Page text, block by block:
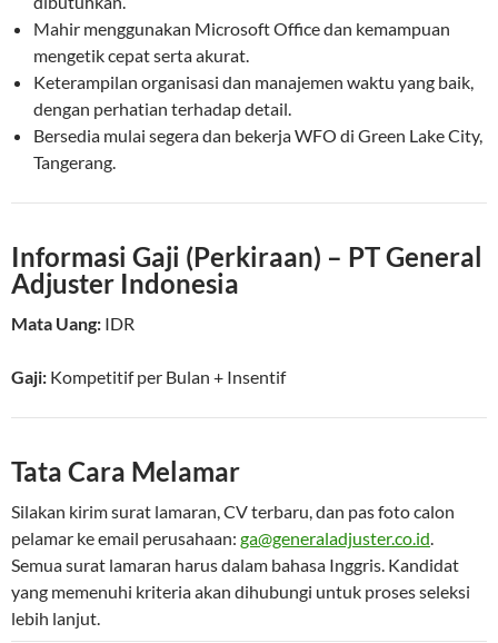
Mahir menggunakan Microsoft Office dan kemampuan
mengetik cepat serta akurat.
Keterampilan organisasi dan manajemen waktu yang baik,
dengan perhatian terhadap detail.
Bersedia mulai segera dan bekerja WFO di Green Lake City,
Tangerang.
Informasi Gaji (Perkiraan) – PT General
Adjuster Indonesia
Mata Uang: IDR
Gaji: Kompetitifper Bulan + Insentif
Tata Cara Melamar
Silakan kirim surat lamaran, CV terbaru, dan pas foto calon
pelamar ke email perusahaan: ga@generaladjuster.co.id.
Semua surat lamaran harus dalam bahasa Inggris. Kandidat
yang memenuhi kriteria akan dihubungi untuk proses seleksi
lebih lanjut.